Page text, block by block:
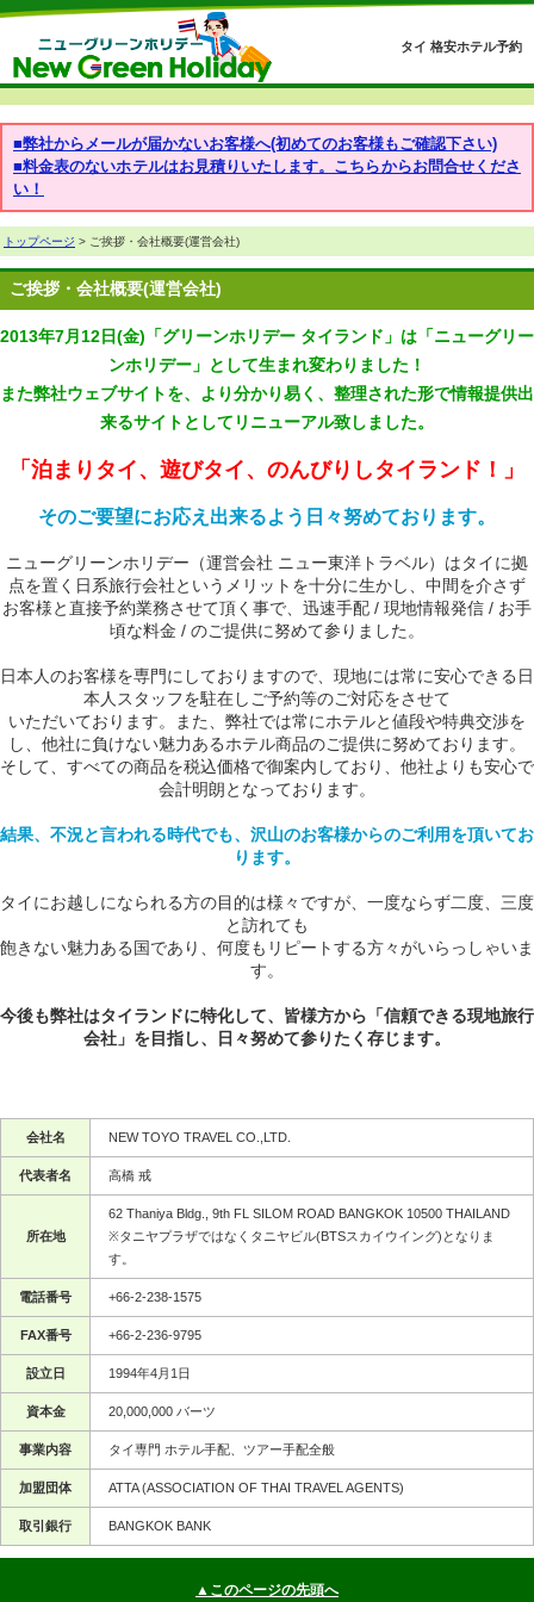
タイ 格安ホテル予約
■弊社からメールが届かないお客様へ(初めてのお客様もご確認下さい)
■料金表のないホテルはお見積りいたします。こちらからお問合せくださ
い！
トップページ > ご挨拶・会社概要(運営会社)
ご挨拶・会社概要(運営会社)
2013年7月12日(金)「グリーンホリデー タイランド」は「ニューグリー
ンホリデー」として生まれ変わりました！
また弊社ウェブサイトを、より分かり易く、整理された形で情報提供出
来るサイトとしてリニューアル致しました。
「泊まりタイ、遊びタイ、のんびりしタイランド！」
そのご要望にお応え出来るよう日々努めております。
ニューグリーンホリデー（運営会社 ニュー東洋トラベル）はタイに拠
点を置く日系旅行会社というメリットを十分に生かし、中間を介さず
お客様と直接予約業務させて頂く事で、迅速手配 / 現地情報発信 / お手
頃な料金 / のご提供に努めて参りました。
日本人のお客様を専門にしておりますので、現地には常に安心できる日
本人スタッフを駐在しご予約等のご対応をさせて
いただいております。また、弊社では常にホテルと値段や特典交渉を
し、他社に負けない魅力あるホテル商品のご提供に努めております。
そして、すべての商品を税込価格で御案内しており、他社よりも安心で
会計明朗となっております。
結果、不況と言われる時代でも、沢山のお客様からのご利用を頂いてお
ります。
タイにお越しになられる方の目的は様々ですが、一度ならず二度、三度
と訪れても
飽きない魅力ある国であり、何度もリピートする方々がいらっしゃいま
す。
今後も弊社はタイランドに特化して、皆様方から「信頼できる現地旅行
会社」を目指し、日々努めて参りたく存じます。
会社名 NEW TOYO TRAVEL CO.,LTD.
代表者名 高橋 戒
所在地
62 Thaniya Bldg., 9th FL SILOM ROAD BANGKOK 10500 THAILAND
※タニヤプラザではなくタニヤビル(BTSスカイウイング)となりま
す。
電話番号 +66-2-238-1575
FAX番号 +66-2-236-9795
設立日 1994年4月1日
資本金 20,000,000 バーツ
事業内容 タイ専門 ホテル手配、ツアー手配全般
加盟団体 ATTA (ASSOCIATION OF THAI TRAVEL AGENTS)
取引銀行 BANGKOK BANK
▲このページの先頭へ